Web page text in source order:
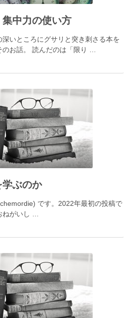
中力の使い方
いところにグサリと突き刺さる本を
お話。 読んだのは「限り …
ぶのか
です。2022年最初の投稿で
がいし …